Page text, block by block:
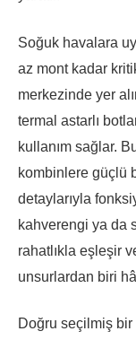
Soğuk havalara
az mont kadar
merkezinde yer
termal astarlı
kullanım sağlar.
kombinlere güçlü
detaylarıyla
kahverengi ya da
rahatlıkla eşleşir
unsurlardan biri
Doğru seçilmiş